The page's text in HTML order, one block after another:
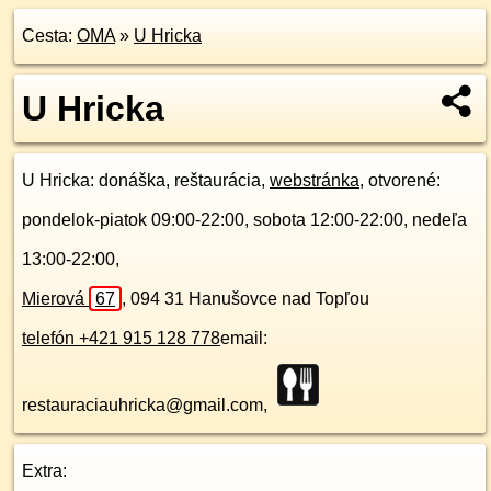
Cesta: OMA» U Hricka
U Hricka
U Hricka: donáška, reštaurácia, webstránka, otvorené:
pondelok-piatok 09:00-22:00, sobota 12:00-22:00, nedeľa
13:00-22:00,
Mierová 67 , 094 31 Hanušovce nad Topľou
telefón +421 915 128 778email:
restauraciauhricka@gmail.com,
Extra: